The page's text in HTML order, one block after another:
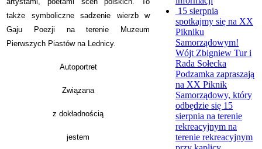
także symboliczne sadzenie wierzb w
Gaju Poezji na terenie Muzeum
Pierwszych Piastów na Lednicy.
Autoportret
Związana
z dokładnością
jestem
15 sierpnia
spotkajmy się na XX
Pikniku
Samorządowym!
Wójt Zbigniew Tur i
Rada Sołecka
Podzamka zapraszają
na XX Piknik
Samorządowy, który
odbędzie się 15
sierpnia na terenie
rekreacyjnym na
terenie rekreacyjnym